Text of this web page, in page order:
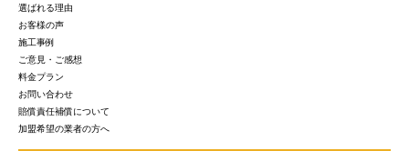
選ばれる理由
お客様の声
施工事例
ご意見・ご感想
料金プラン
お問い合わせ
賠償責任補償について
加盟希望の業者の方へ